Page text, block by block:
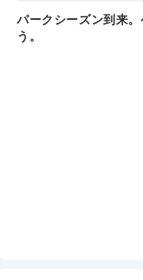
パークシーズン到来
う。